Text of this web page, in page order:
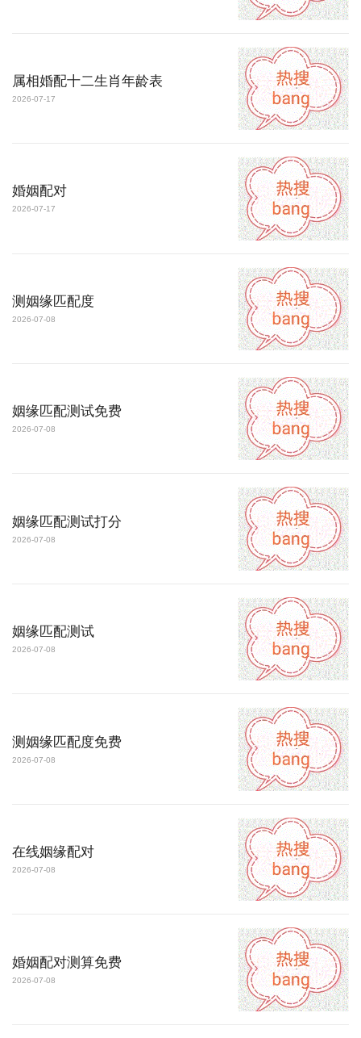
属相婚配十二生肖年龄表
2026-07-17
婚姻配对
2026-07-17
测姻缘匹配度
2026-07-08
姻缘匹配测试免费
2026-07-08
姻缘匹配测试打分
2026-07-08
姻缘匹配测试
2026-07-08
测姻缘匹配度免费
2026-07-08
在线姻缘配对
2026-07-08
婚姻配对测算免费
2026-07-08